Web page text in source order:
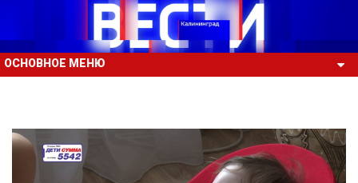
ОСНОВНОЕ МЕНЮ